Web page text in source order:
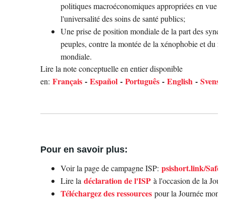
politiques macroéconomiques appropriées en vue
l'universalité des soins de santé publics;
Une prise de position mondiale de la part des
peuples, contre la montée de la xénophobie et du
mondiale.
Lire la note conceptuelle en entier disponible
en: Français- Español- Português- English-
Pour en savoir plus:
Voir la page de campagne ISP: psishort.link/
Lire la déclaration de l'ISPà l'occasion de la
Téléchargez des ressourcespour la Journée